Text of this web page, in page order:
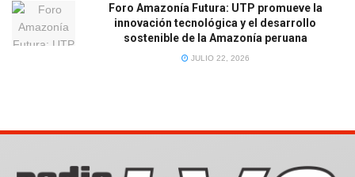
Foro Amazonía Futura: UTP promueve la
innovación tecnológica y el desarrollo
sostenible de la Amazonía peruana
JULIO 22, 2026